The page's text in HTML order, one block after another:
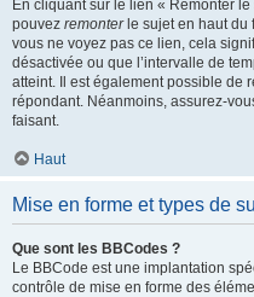
En cliquant sur le lien « Remonter
pouvez remonterle sujet en haut du
vous ne voyez pas ce lien, cela
désactivée ou que l’intervalle de
atteint. Il est également possible de
répondant. Néanmoins, assurez-
faisant.
Haut
Mise en forme et types de
Que sont les BBCodes ?
Le BBCode est une implantation
contrôle de mise en forme des